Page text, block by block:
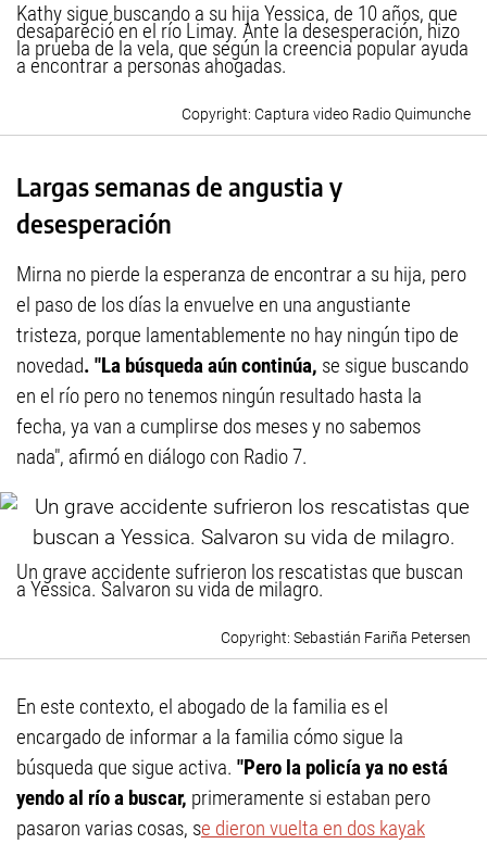
Kathy sigue buscando a su hija Yessica, de 10 años, que
desapareció en el río Limay. Ante la desesperación, hizo
la prueba de la vela, que según la creencia popular ayuda
a encontrar a personas ahogadas.
Captura video Radio Quimunche
Largas semanas de angustia y
desesperación
Mirna no pierde la esperanza de encontrar a su hija, pero
el paso de los días la envuelve en una angustiante
tristeza, porque lamentablemente no hay ningún tipo de
novedad. "La búsqueda aún continúa, se sigue buscando
en el río pero no tenemos ningún resultado hasta la
fecha, ya van a cumplirse dos meses y no sabemos
nada", afirmó en diálogo con Radio 7.
Un grave accidente sufrieron los rescatistas que buscan
a Yessica. Salvaron su vida de milagro.
Sebastián Fariña Petersen
En este contexto, el abogado de la familia es el
encargado de informar a la familia cómo sigue la
búsqueda que sigue activa. "Pero la policía ya no está
yendo al río a buscar, primeramente si estaban pero
pasaron varias cosas, se dieron vuelta en dos kayak